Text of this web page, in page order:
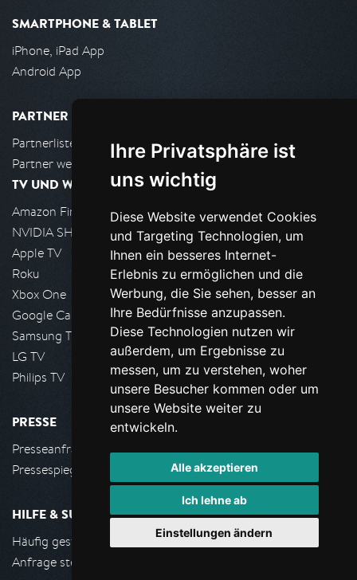
Ihre Privatsphäre ist
uns wichtig
Diese Website verwendet Cookies
und Targeting Technologien, um
Ihnen ein besseres Internet-
Erlebnis zu ermöglichen und die
Werbung, die Sie sehen, besser an
Ihre Bedürfnisse anzupassen.
Diese Technologien nutzen wir
außerdem, um Ergebnisse zu
messen, um zu verstehen, woher
unsere Besucher kommen oder um
unsere Website weiter zu
entwickeln.
Alle akzeptieren
Ich lehne ab
Einstellungen ändern
SMARTPHONE & TABLET
iPhone, iPad App
Android App
PARTNER
Partnerliste
Partner werden
TV UND WOHNZIMMER
Amazon FireTV
NVIDIA SHIELD, Google TV
Apple TV
Roku
Xbox One
Google Cast
Samsung TV
LG TV
Philips TV
PRESSE
Presseanfrage stellen
Pressespiegel
HILFE & SUPPORT
Häufig gestellte Fragen
Anfrage stellen